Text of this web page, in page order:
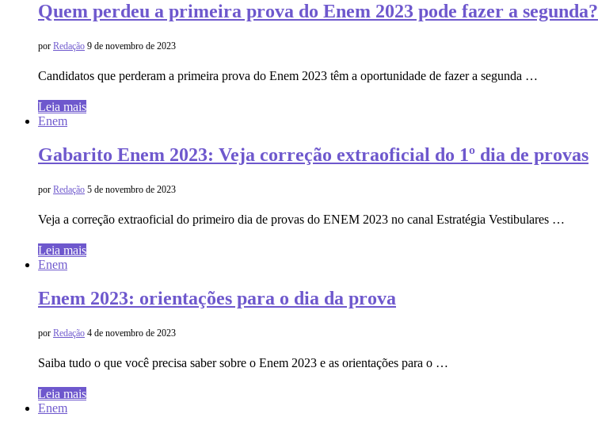
Quem perdeu a primeira prova do Enem 2023 pode fazer a segunda?
por Redação 9 de novembro de 2023
Candidatos que perderam a primeira prova do Enem 2023 têm a oportunidade de fazer a segunda …
Leia mais
Enem
Gabarito Enem 2023: Veja correção extraoficial do 1º dia de provas
por Redação 5 de novembro de 2023
Veja a correção extraoficial do primeiro dia de provas do ENEM 2023 no canal Estratégia Vestibulares …
Leia mais
Enem
Enem 2023: orientações para o dia da prova
por Redação 4 de novembro de 2023
Saiba tudo o que você precisa saber sobre o Enem 2023 e as orientações para o …
Leia mais
Enem